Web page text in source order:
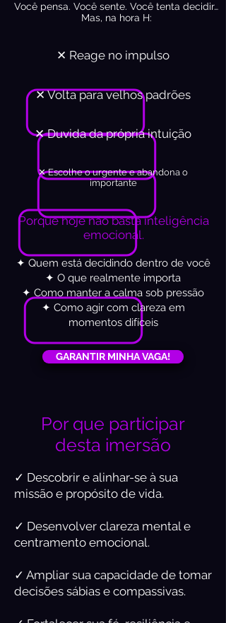
Você pensa. Você sente. Você tenta decidir…
Mas, na hora H:
✕ Reage no impulso
✕ Volta para velhos padrões
✕ Duvida da própria intuição
✕ Escolhe o urgente e abandona o
importante
Porque hoje não basta inteligência
emocional.
​✦ Quem está decidindo dentro de você
✦ O que realmente importa
✦ Como manter a calma sob pressão
✦ Como agir com clareza em
momentos difíceis
GARANTIR MINHA VAGA!
Por que participar
desta imersão
✓ Descobrir e alinhar-se à sua
missão e propósito de vida.
✓ Desenvolver clareza mental e
centramento emocional.
✓ Ampliar sua capacidade de tomar
decisões sábias e compassivas.